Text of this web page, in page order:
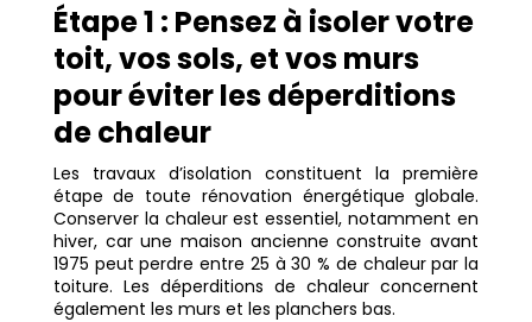
Étape 1 : Pensez à isoler votre
toit, vos sols, et vos murs
pour éviter les déperditions
de chaleur
Les travaux d’isolation constituent la première
étape de toute rénovation énergétique globale.
Conserver la chaleur est essentiel, notamment en
hiver, car une maison ancienne construite avant
1975 peut perdre entre 25 à 30 % de chaleur par la
toiture. Les déperditions de chaleur concernent
également les murs et les planchers bas.